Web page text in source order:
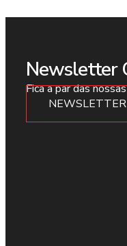
Newsletter
Fica a par das
NEWSLETTER